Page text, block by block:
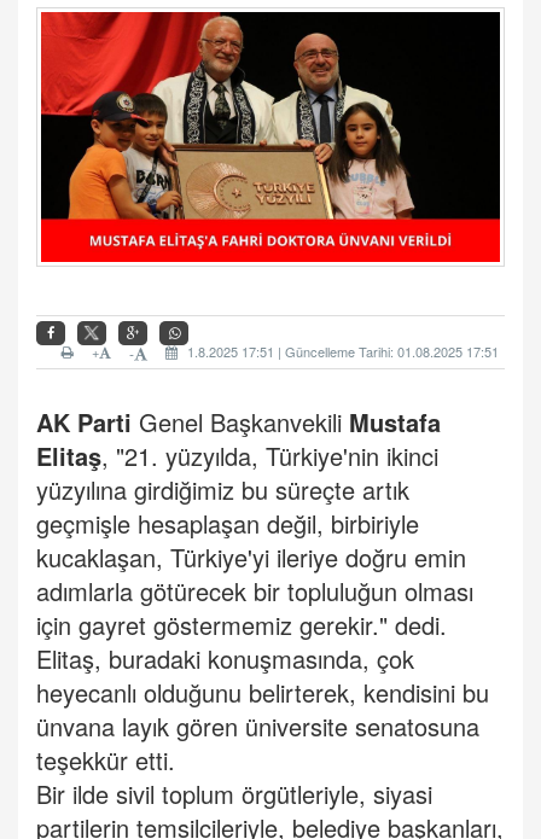
1.8.2025 17:51 | Güncelleme Tarihi: 01.08.2025 17:51
-
+
AK Parti Genel Başkanvekili Mustafa
Elitaş, "21. yüzyılda, Türkiye'nin ikinci
yüzyılına girdiğimiz bu süreçte artık
geçmişle hesaplaşan değil, birbiriyle
kucaklaşan, Türkiye'yi ileriye doğru emin
adımlarla götürecek bir topluluğun olması
için gayret göstermemiz gerekir." dedi.
Elitaş, buradaki konuşmasında, çok
heyecanlı olduğunu belirterek, kendisini bu
ünvana layık gören üniversite senatosuna
teşekkür etti.
Bir ilde sivil toplum örgütleriyle, siyasi
partilerin temsilcileriyle, belediye başkanları,